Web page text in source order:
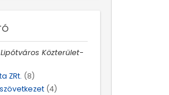
Közterület-
ZRt. (8)
(4)